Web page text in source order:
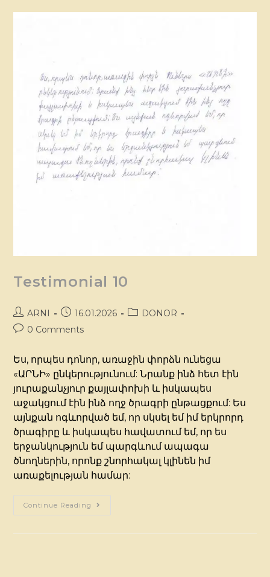
Testimonial 10
ARNI 16.01.2026
DONOR
0 Comments
Ես, որպես դոնոր, առաջին փորձն ունեցա
«ԱՐՆԻ» ընկերությունում: Նրանք ինձ հետ էին
յուրաքանչյուր քայլափոխի և իսկապես
աջակցում էին ինձ ողջ ծրագրի ընթացքում: Ես
այնքան ոգևորված եմ, որ սկսել եմ իմ երկրորդ
ծրագիրը և իսկապես հավատում եմ, որ ես
երջանկություն եմ պարգևում ապագա
ծնողներին, որոնք շնորհակալ կլինեն իմ
առաքելության համար:
Continue Reading